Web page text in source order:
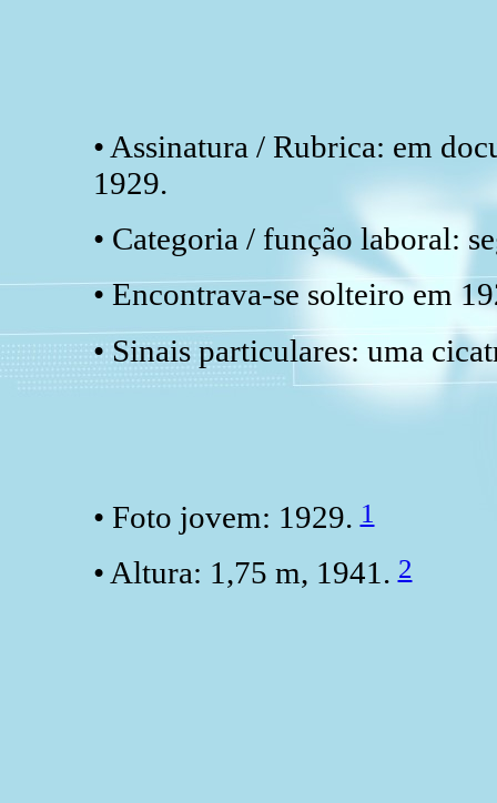
• Assinatura / Rubrica: em
1929.
• Categoria / função laboral:
• Encontrava-se solteiro em
• Sinais particulares: uma
• Foto jovem: 1929.1
• Altura: 1,75 m, 1941.2